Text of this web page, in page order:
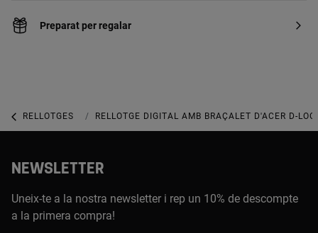
Preparat per regalar
RELLOTGES RELLOTGES DIGITALS
RELLOTGE DIGITAL AMB BRAÇALET D'ACER D-
NEWSLETTER
Uneix-te a la nostra newsletter i rep un 10% de descompte
a la primera compra!